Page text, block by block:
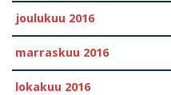
joulukuu 2016
marraskuu 2016
lokakuu 2016